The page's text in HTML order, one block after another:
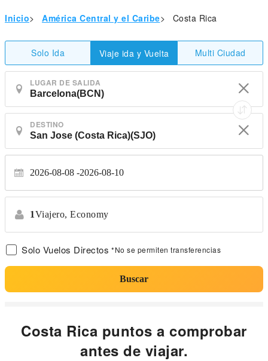
Inicio> América Central y el Caribe> Costa Rica
Solo Ida Viaje ida y Vuelta Multi Ciudad
LUGAR DE SALIDA
DESTINO
2026-08-08 2026-08-10
1Viajero, Economy
Solo Vuelos Directos *No se permiten transferencias
Buscar
Costa Rica puntos a comprobar
antes de viajar.